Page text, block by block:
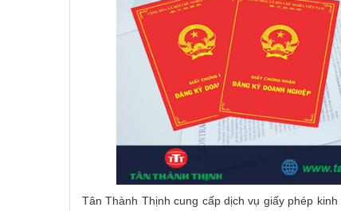
Tân Thành Thịnh cung cấp dịch vụ giấy phép